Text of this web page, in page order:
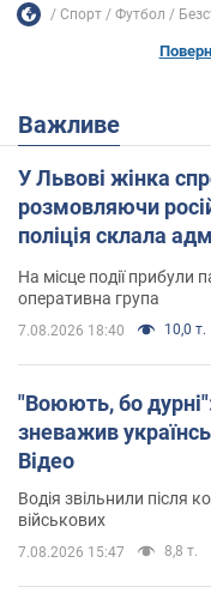
Спорт Футбол
Важливе
У Львові жінка
розмовляючи
поліція склала
На місце події прибули
оперативна група
7.08.2026 18:40 10,0 т.
"Воюють, бо
зневажив
Відео
Водія звільнили після
військових
7.08.2026 15:47 8,8 т.